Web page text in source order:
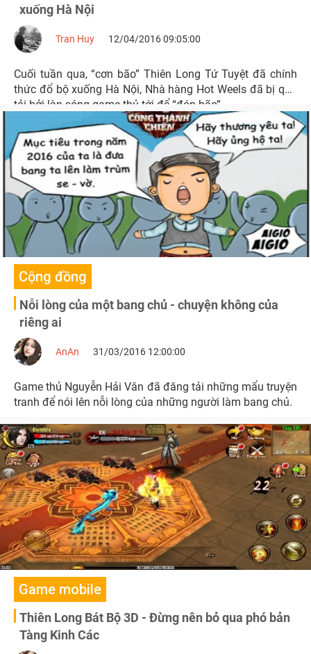
xuống Hà Nội
Tran Huy 12/04/2016 09:05:00
Cuối tuần qua, “cơn bão” Thiên Long Tứ Tuyệt đã chính
thức đổ bộ xuống Hà Nội, Nhà hàng Hot Weels đã bị quá
tải bởi làn sóng game thủ tới để “đón bão”.
Cộng đồng
Nỗi lòng của một bang chủ - chuyện không của
riêng ai
AnAn 31/03/2016 12:00:00
Game thủ Nguyễn Hải Vân đã đăng tải những mẩu truyện
tranh để nói lên nỗi lòng của những người làm bang chủ.
Game mobile
Thiên Long Bát Bộ 3D - Đừng nên bỏ qua phó bản
Tàng Kinh Các